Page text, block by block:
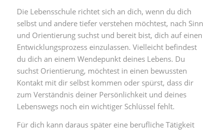
Die Lebensschule richtet sich an dich, wenn du dich
selbst und andere tiefer verstehen möchtest, nach Sinn
und Orientierung suchst und bereit bist, dich auf einen
Entwicklungsprozess einzulassen. Vielleicht befindest
du dich an einem Wendepunkt deines Lebens. Du
suchst Orientierung, möchtest in einen bewussten
Kontakt mit dir selbst kommen oder spürst, dass dir
zum Verständnis deiner Persönlichkeit und deines
Lebenswegs noch ein wichtiger Schlüssel fehlt.
Für dich kann daraus später eine berufliche Tätigkeit